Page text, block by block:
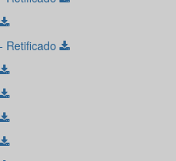
Retificado